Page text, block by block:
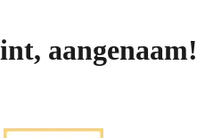
aangenaam!